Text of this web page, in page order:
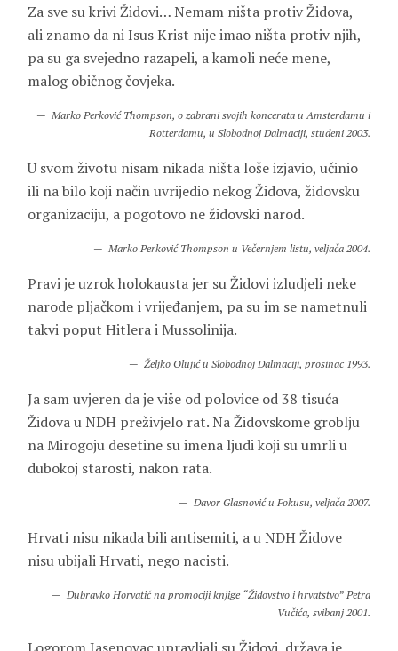
Za sve su krivi Židovi… Nemam ništa protiv Židova,
ali znamo da ni Isus Krist nije imao ništa protiv njih,
pa su ga svejedno razapeli, a kamoli neće mene,
malog običnog čovjeka.
Marko Perković Thompson, o zabrani svojih koncerata u Amsterdamu i
Rotterdamu, u Slobodnoj Dalmaciji, studeni 2003.
U svom životu nisam nikada ništa loše izjavio, učinio
ili na bilo koji način uvrijedio nekog Židova, židovsku
organizaciju, a pogotovo ne židovski narod.
Marko Perković Thompson u Večernjem listu, veljača 2004.
Pravi je uzrok holokausta jer su Židovi izludjeli neke
narode pljačkom i vrijeđanjem, pa su im se nametnuli
takvi poput Hitlera i Mussolinija.
Željko Olujić u Slobodnoj Dalmaciji, prosinac 1993.
Ja sam uvjeren da je više od polovice od 38 tisuća
Židova u NDH preživjelo rat. Na Židovskome groblju
na Mirogoju desetine su imena ljudi koji su umrli u
dubokoj starosti, nakon rata.
Davor Glasnović u Fokusu, veljača 2007.
Hrvati nisu nikada bili antisemiti, a u NDH Židove
nisu ubijali Hrvati, nego nacisti.
Dubravko Horvatić na promociji knjige “Židovstvo i hrvatstvo” Petra
Vučića, svibanj 2001.